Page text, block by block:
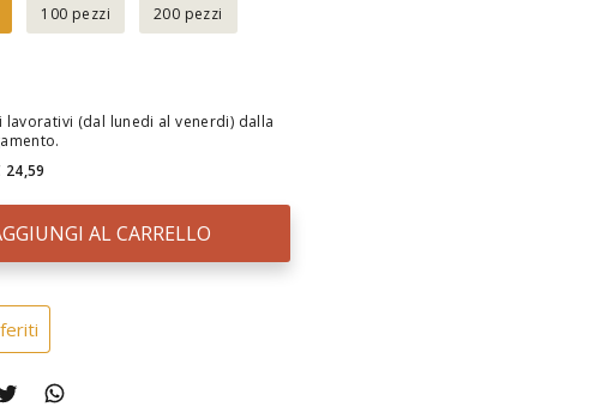
100 pezzi 200 pezzi
(dal lunedi al venerdi) dalla
AL CARRELLO